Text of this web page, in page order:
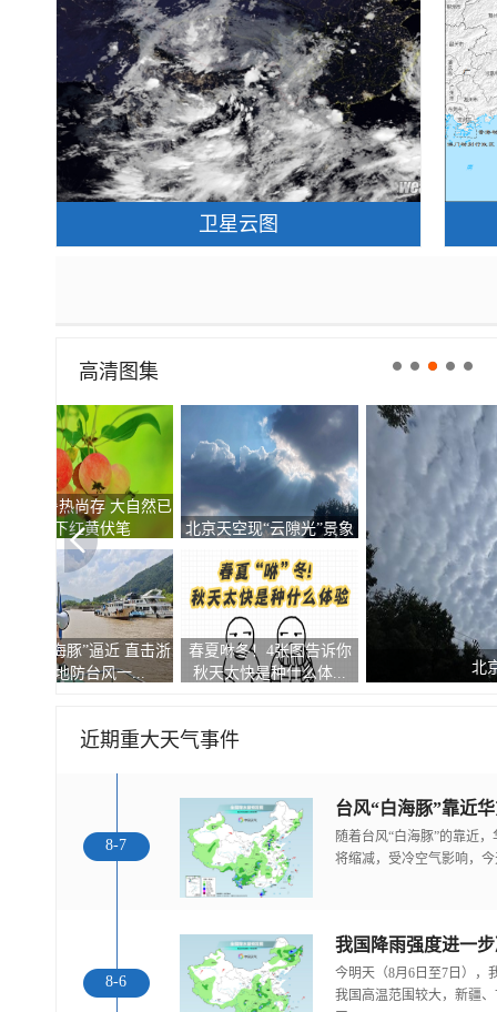
卫星云图
高清图集
今日份天空“显眼包” 北京
浓积云强势抢镜
北京上空出现“七彩云”
台风“白海豚”来临前夕 浙
江玉环渔船回港...
一组图告诉你大雾家族都
有哪些成员 谁的“...
惊
近期重大天气事件
8-7
随着台风“白海豚”的靠近
将缩减，受冷空气影响，
8-6
今明天（8月6日至7日），
我国高温范围较大，新疆